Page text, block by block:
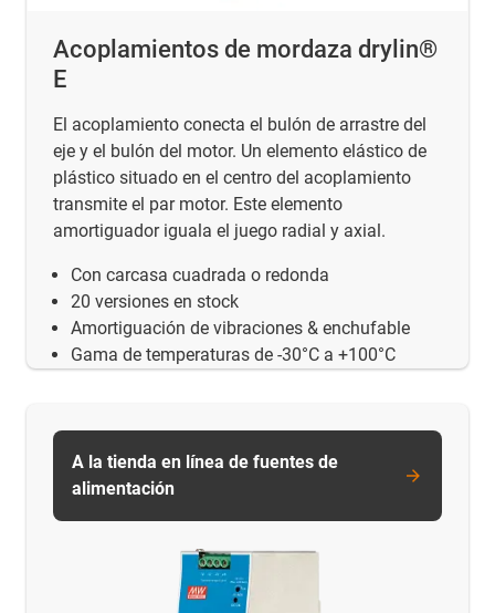
Acoplamientos de mordaza drylin®
E
El acoplamiento conecta el bulón de arrastre del
eje y el bulón del motor. Un elemento elástico de
plástico situado en el centro del acoplamiento
transmite el par motor. Este elemento
amortiguador iguala el juego radial y axial.
Con carcasa cuadrada o redonda
20 versiones en stock
Amortiguación de vibraciones & enchufable
Gama de temperaturas de -30°C a +100°C
A la tienda en línea de fuentes de
alimentación